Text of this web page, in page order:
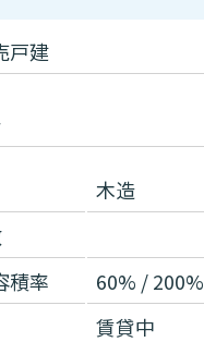
戸建
木造
積率
60% / 200%
賃貸中